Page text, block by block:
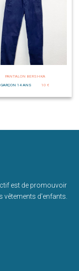
PANTALON BERSHKA
GARÇON 14 ANS
10 €
est de promouvoir
vêtements d'enfants.